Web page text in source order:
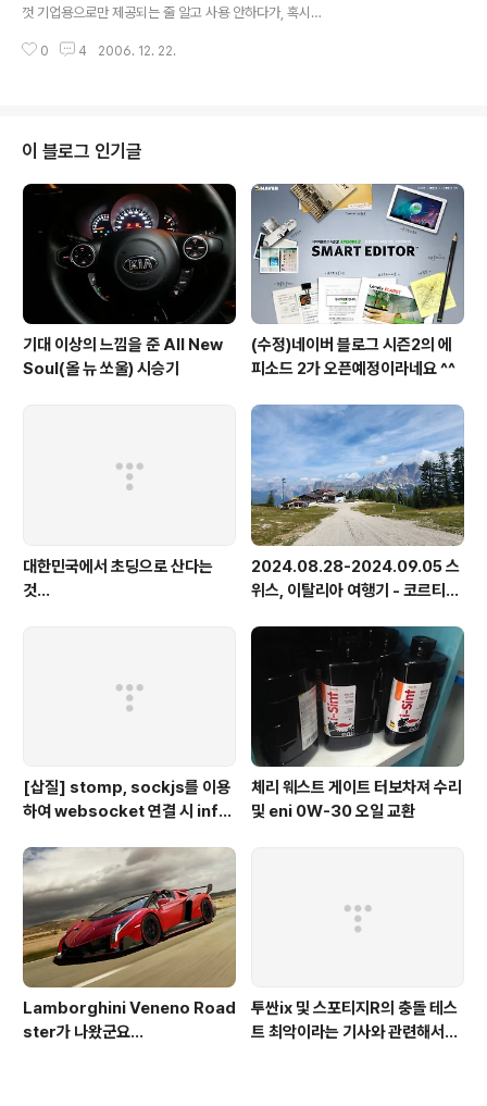
껏 기업용으로만 제공되는 줄 알고 사용 안하다가, 혹시나
공이 되더라... 일단 다 셋팅하고 나니까 다음과 같은 화면
수 있는 도메인 웹페이지가 있다. 하나씩 들어가 봤다. 도메
인 소유자 화면이다. 해당 도메인이 실제 신청한 유저의 것
인가를 확인하고자 함인 듯 하다. 자신의 특정 페이지의 C
NAME 아이피를 수정할 수 있으면, 해당 도메인이 본인 소
유임을 증명할 수 있다는 논리에서 만든 페이지 같다. DN
0 4 2006. 12. 22.
이 블로그 인기글
기대 이상의 느낌을 준 All New
Soul(올 뉴 쏘울) 시승기
(수정)네이버 블로그 시즌2의 에
피소드 2가 오픈예정이라네요 ^^
대한민국에서 초딩으로 산다는
것...
2024.08.28-2024.09.05 스
위스, 이탈리아 여행기 - 코르티나
스
[삽질] stomp, sockjs를 이용
하여 websocket 연결 시 info
체리 웨스트 게이트 터보차져 수리
및 eni 0W-30 오일 교환
Lamborghini Veneno Road
ster가 나왔군요...
투싼ix 및 스포티지R의 충돌 테스
트 최악이라는 기사와 관련해서...